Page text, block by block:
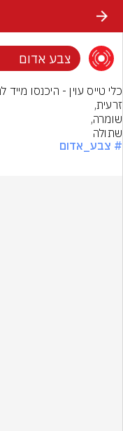
צבע אדום
שתולה
# צבע_אדום